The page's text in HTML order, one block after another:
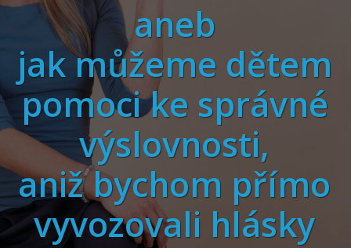
aneb
jak můžeme dětem
pomoci ke správné
výslovnosti,
aniž bychom přímo
vyvozovali hlásky